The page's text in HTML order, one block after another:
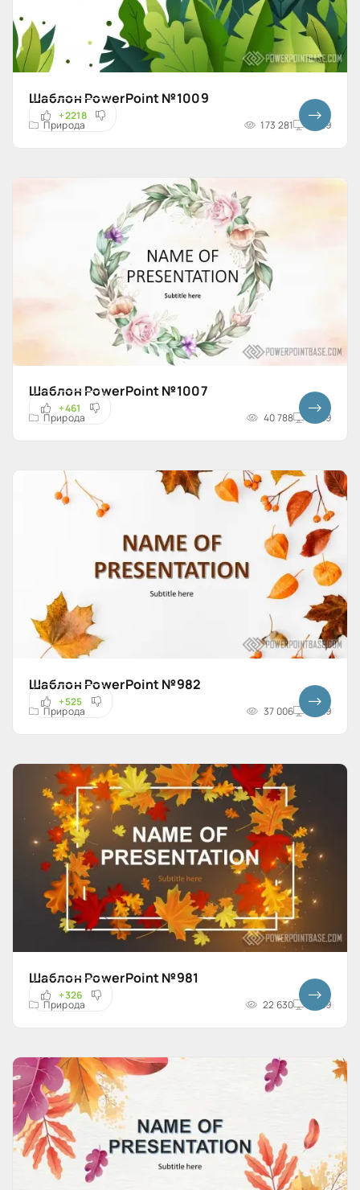
Шаблон PowerPoint №1009
Природа 173 281 16x9
+2218
Шаблон PowerPoint №1007
Природа 40 788 16x9
+461
Шаблон PowerPoint №982
Природа 37 006 16x9
+525
Шаблон PowerPoint №981
Природа 22 630 16x9
+326